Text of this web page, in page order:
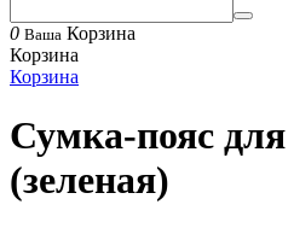
0 Ваша Корзина
Корзина
Корзина
Сумка-пояс
(зеленая)